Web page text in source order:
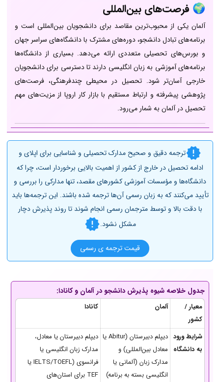
🌍 فرصت‌های بین‌المللی
آلمان یکی از محبوب‌ترین مقاصد برای دانشجویان بین‌المللی است و
برنامه‌های تبادل دانشجو، دوره‌های مشترک با دانشگاه‌های سراسر جهان
و بورس‌های تحصیلی متعددی ارائه می‌دهد. بسیاری از دانشگاه‌ها
برنامه‌های آموزشی به زبان انگلیسی دارند تا دسترسی برای دانشجویان
خارجی آسان‌تر شود. تحصیل در محیطی چندفرهنگی، فرصت‌های
پژوهشی پیشرفته و ارتباط مستقیم با بازار کار اروپا از مزیت‌های مهم
تحصیل در آلمان به شمار می‌رود.
ترجمه دقیق و صحیح مدارک تحصیلی و شناسایی برای اپلای و
ادامه تحصیل در خارج از کشور از اهمیت بالایی برخوردار است، چرا که
دانشگاه‌ها و مؤسسات آموزشی کشورهای مقصد، تنها مدارکی را بررسی و
تأیید می‌کنند که به زبان رسمی آن‌ها ترجمه شده باشند. این ترجمه‌ها باید
با دقت بالا و توسط مترجمان رسمی انجام شوند تا روند پذیرش دچار
مشکل نشود.
قیمت ترجمه ی رسمی
جدول خلاصه شیوه پذیرش دانشجو در آلمان و کانادا:
معیار /
کشور
آلمان کانادا
شرایط ورود
به دانشگاه
دیپلم دبیرستان (Abitur یا
معادل بین‌المللی) و
مدارک زبان (آلمانی یا
انگلیسی بسته به برنامه)
دیپلم دبیرستان یا معادل،
مدارک زبان انگلیسی یا
فرانسوی (IELTS/TOEFL یا
TEF برای استان‌های